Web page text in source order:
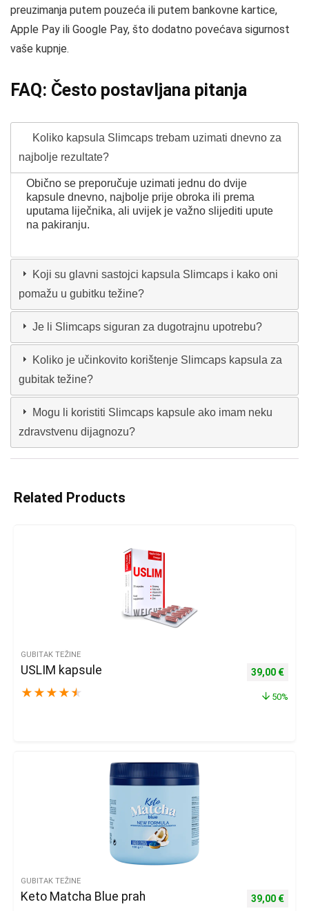
preuzimanja putem pouzeća ili putem bankovne kartice,
Apple Pay ili Google Pay, što dodatno povećava sigurnost
vaše kupnje.
FAQ: Često postavljana pitanja
Koliko kapsula Slimcaps trebam uzimati dnevno za
najbolje rezultate?
Obično se preporučuje uzimati jednu do dvije
kapsule dnevno, najbolje prije obroka ili prema
uputama liječnika, ali uvijek je važno slijediti upute
na pakiranju.
Koji su glavni sastojci kapsula Slimcaps i kako oni
pomažu u gubitku težine?
Je li Slimcaps siguran za dugotrajnu upotrebu?
Koliko je učinkovito korištenje Slimcaps kapsula za
gubitak težine?
Mogu li koristiti Slimcaps kapsule ako imam neku
zdravstvenu dijagnozu?
Related Products
GUBITAK TEŽINE
USLIM kapsule
★ ★ ★ ★ ★
Izvorna
39,00 €
50%
GUBITAK TEŽINE
Keto Matcha Blue prah
Izvorna
39,00 €